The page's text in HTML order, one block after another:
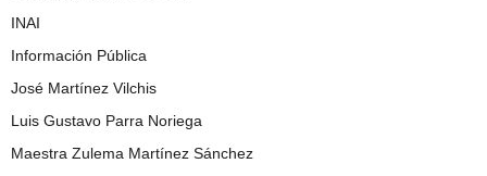
INAI
Información Pública
José Martínez Vilchis
Luis Gustavo Parra Noriega
Maestra Zulema Martínez Sánchez